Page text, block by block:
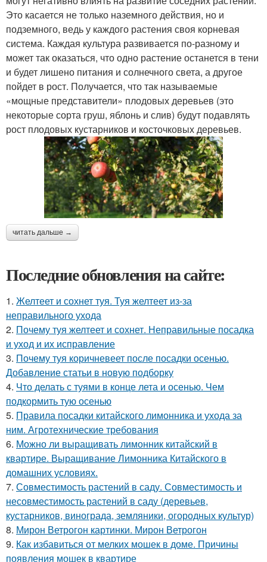
Это касается не только наземного действия, но и
подземного, ведь у каждого растения своя корневая
система. Каждая культура развивается по-разному и
может так оказаться, что одно растение останется в тени
и будет лишено питания и солнечного света, а другое
пойдет в рост. Получается, что так называемые
«мощные представители» плодовых деревьев (это
некоторые сорта груш, яблонь и слив) будут подавлять
рост плодовых кустарников и косточковых деревьев.
читать дальше →
Последние обновления на сайте:
1. Желтеет и сохнет туя. Туя желтеет из-за
неправильного ухода
2. Почему туя желтеет и сохнет. Неправильные посадка
и уход и их исправление
3. Почему туя коричневеет после посадки осенью.
Добавление статьи в новую подборку
4. Что делать с туями в конце лета и осенью. Чем
подкормить тую осенью
5. Правила посадки китайского лимонника и ухода за
ним. Агротехнические требования
6. Можно ли выращивать лимонник китайский в
квартире. Выращивание Лимонника Китайского в
домашних условиях.
7. Совместимость растений в саду. Совместимость и
несовместимость растений в саду (деревьев,
кустарников, винограда, земляники, огородных культур)
8. Мирон Ветрогон картинки. Мирон Ветрогон
9. Как избавиться от мелких мошек в доме. Причины
появления мошек в квартире